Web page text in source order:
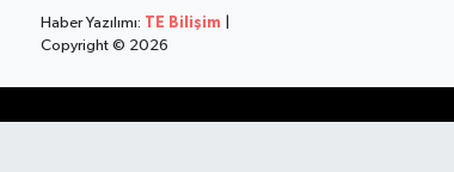
Haber Yazılımı: TE Bilişim
Copyright © 2026